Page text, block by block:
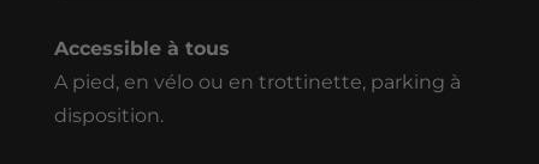
Accessible à tous
A pied, en vélo ou en trottinette, parking à
disposition.